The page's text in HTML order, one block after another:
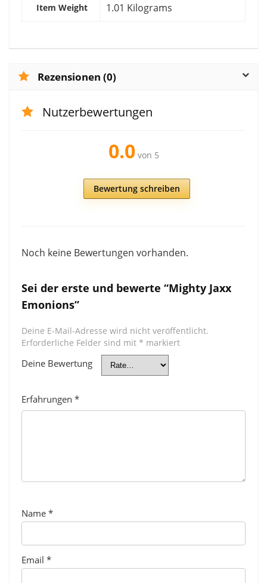
Item Weight ‎1.01 Kilograms
Rezensionen (0)
Nutzerbewertungen
0.0 von 5
Bewertung schreiben
Noch keine Bewertungen vorhanden.
Sei der erste und bewerte “Mighty Jaxx
Emonions”
Deine E-Mail-Adresse wird nicht veröffentlicht.
Erforderliche Felder sind mit * markiert
Deine Bewertung
Erfahrungen *
Name *
Email *